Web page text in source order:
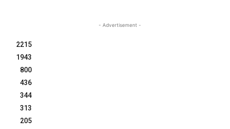
2215
1943
800
436
344
313
205
- Advertisement -